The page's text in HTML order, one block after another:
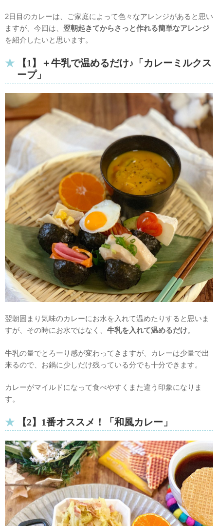
2日目のカレーは、ご家庭によって色々なアレンジがあると思い
ますが、今回は、 翌朝起きてからさっと作れる簡単なアレンジ
を紹介したいと思います。
【1】＋牛乳で温めるだけ♪「カレーミルクス
ープ」
翌朝固まり気味のカレーにお水を入れて温めたりすると思いま
すが、その時にお水ではなく、 牛乳を入れて温めるだけ。
牛乳の量でとろーり感が変わってきますが、カレーは少量で出
来るので、お鍋に少しだけ残っている分でも十分できます。
カレーがマイルドになって食べやすくまた違う印象になりま
す。
【2】1番オススメ！「和風カレー」